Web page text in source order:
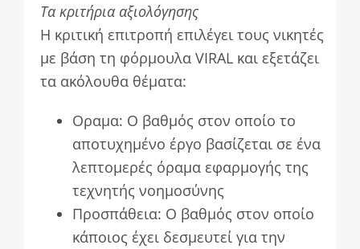
Τα κριτήρια αξιολόγησης
Η κριτική επιτροπή επιλέγει τους νικητές
με βάση τη φόρμουλα VIRAL και εξετάζει
τα ακόλουθα θέματα:
Οραμα: Ο βαθμός στον οποίο το
αποτυχημένο έργο βασίζεται σε ένα
λεπτομερές όραμα εφαρμογής της
τεχνητής νοημοσύνης
Προσπάθεια: Ο βαθμός στον οποίο
κάποιος έχει δεσμευτεί για την